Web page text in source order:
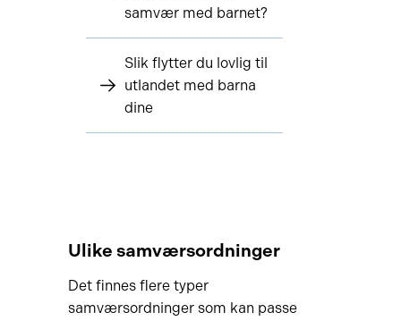
samvær med barnet?
Slik flytter du lovlig til
utlandet med barna
dine
Ulike samværsordninger
Det finnes flere typer
samværsordninger som kan passe